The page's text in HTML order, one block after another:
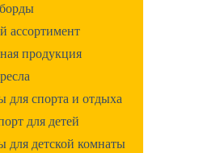
ассортимент
продукция
для спорта и отдыха
для детей
для детской комнаты